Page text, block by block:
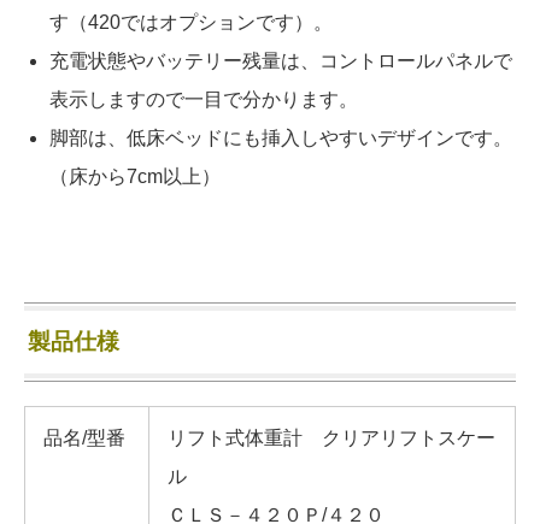
す（420ではオプションです）。
充電状態やバッテリー残量は、コントロールパネルで
表示しますので一目で分かります。
脚部は、低床ベッドにも挿入しやすいデザインです。
（床から7cm以上）
製品仕様
品名/型番
リフト式体重計 クリアリフトスケー
ル
ＣＬＳ－４２０Ｐ/４２０